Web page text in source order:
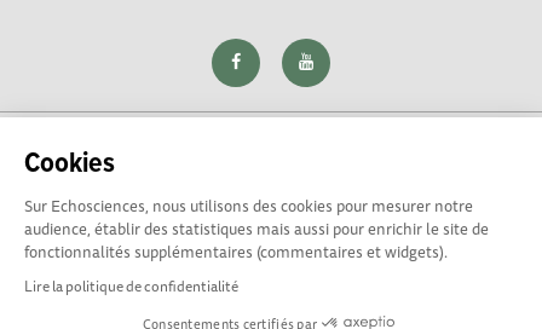
Cookies
Sur Echosciences, nous utilisons des cookies pour mesurer notre
audience, établir des statistiques mais aussi pour enrichir le site de
fonctionnalités supplémentaires (commentaires et widgets).
Lire la politique de confidentialité
Consentements certifiés par
Explorer, s’exprimer, rentrer en contact : Echosciences Loire
est le réseau social des amateurs de sciences et de
technologies du territoire. Propulsé parLa Rotonde